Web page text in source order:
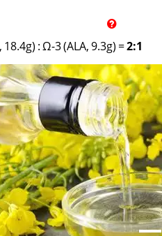
18.4g) :Ω-3 (ALA, 9.3g) =2:1